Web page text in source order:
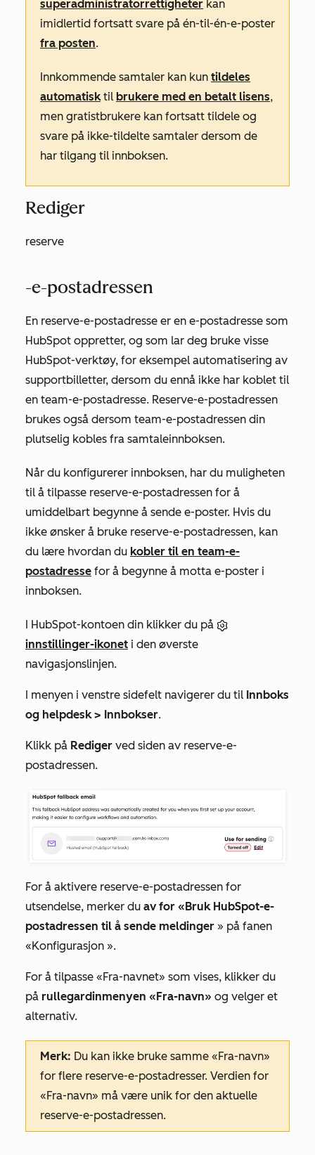
superadministratorrettigheter kan
imidlertid fortsatt svare på én-til-én-e-poster
fra posten.
Innkommende samtaler kan kun tildeles
automatisktil brukere med en betalt lisens,
men gratistbrukere kan fortsatt tildele og
svare på ikke-tildelte samtaler dersom de
har tilgang til innboksen.
Rediger
reserve
-e-postadressen
En reserve-e-postadresse er en e-postadresse som
HubSpot oppretter, og som lar deg bruke visse
HubSpot-verktøy, for eksempel automatisering av
supportbilletter, dersom du ennå ikke har koblet til
en team-e-postadresse. Reserve-e-postadressen
brukes også dersom team-e-postadressen din
plutselig kobles fra samtaleinnboksen.
Når du konfigurerer innboksen, har du muligheten
til å tilpasse reserve-e-postadressen for å
umiddelbart begynne å sende e-poster. Hvis du
ikke ønsker å bruke reserve-e-postadressen, kan
du lære hvordan du kobler til en team-e-
postadresse for å begynne å motta e-poster i
innboksen.
I HubSpot-kontoen din klikker du på
innstillinger-ikonet i den øverste
navigasjonslinjen.
I menyen i venstre sidefelt navigerer du til Innboks
og helpdesk > Innbokser.
Klikk på Rediger ved siden av reserve-e-
postadressen.
For å aktivere reserve-e-postadressen for
utsendelse, merker du av for «Bruk HubSpot-e-
postadressen til å sende meldinger » på fanen
«Konfigurasjon ».
For å tilpasse «Fra-navnet» som vises, klikker du
på rullegardinmenyen «Fra-navn» og velger et
alternativ.
Merk: Du kan ikke bruke samme «Fra-navn»
for flere reserve-e-postadresser. Verdien for
«Fra-navn» må være unik for den aktuelle
reserve-e-postadressen.